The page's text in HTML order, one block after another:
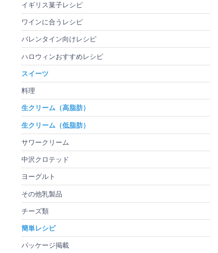
イギリス菓子レシピ
ワインに合うレシピ
バレンタイン向けレシピ
ハロウィンおすすめレシピ
スイーツ
料理
生クリーム（高脂肪）
生クリーム（低脂肪）
サワークリーム
中沢クロテッド
ヨーグルト
その他乳製品
チーズ類
簡単レシピ
パッケージ掲載